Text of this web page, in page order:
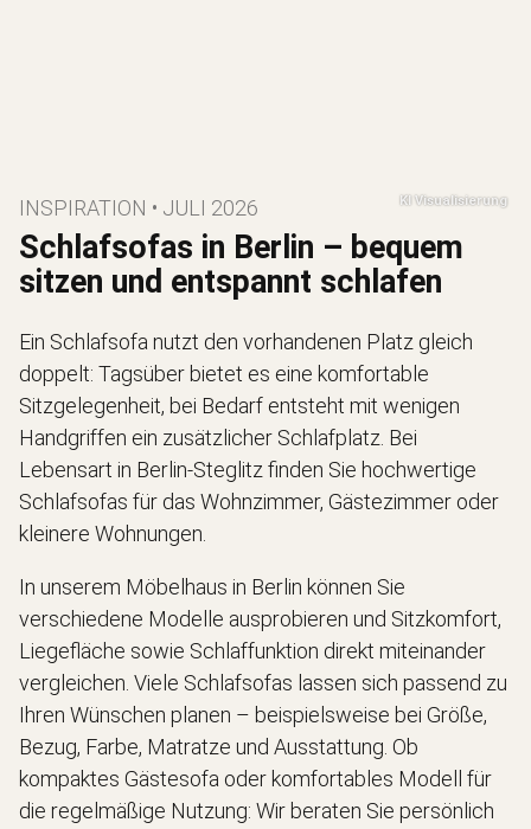
Schlafsofas in Berlin – bequem
sitzen und entspannt schlafen
INSPIRATION • JULI 2026
Ein Schlafsofa nutzt den vorhandenen Platz gleich
doppelt: Tagsüber bietet es eine komfortable
Sitzgelegenheit, bei Bedarf entsteht mit wenigen
Handgriffen ein zusätzlicher Schlafplatz. Bei
Lebensart in Berlin-Steglitz finden Sie hochwertige
Schlafsofas für das Wohnzimmer, Gästezimmer oder
kleinere Wohnungen.
In unserem Möbelhaus in Berlin können Sie
verschiedene Modelle ausprobieren und Sitzkomfort,
Liegefläche sowie Schlaffunktion direkt miteinander
vergleichen. Viele Schlafsofas lassen sich passend zu
Ihren Wünschen planen – beispielsweise bei Größe,
Bezug, Farbe, Matratze und Ausstattung. Ob
kompaktes Gästesofa oder komfortables Modell für
die regelmäßige Nutzung: Wir beraten Sie persönlich